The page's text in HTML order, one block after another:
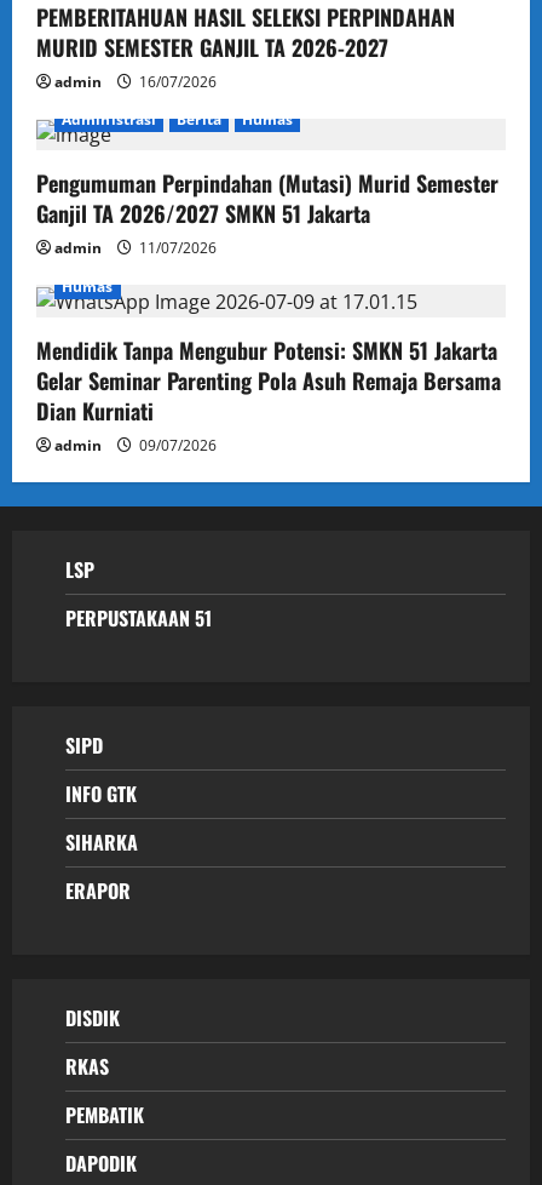
PEMBERITAHUAN HASIL SELEKSI PERPINDAHAN
MURID SEMESTER GANJIL TA 2026-2027
admin
16/07/2026
Administrasi
Berita Humas
Pengumuman Perpindahan (Mutasi) Murid Semester
Ganjil TA 2026/2027 SMKN 51 Jakarta
admin
11/07/2026
Humas
Mendidik Tanpa Mengubur Potensi: SMKN 51 Jakarta
Gelar Seminar Parenting Pola Asuh Remaja Bersama
Dian Kurniati
admin 09/07/2026
LSP
PERPUSTAKAAN 51
SIPD
INFO GTK
SIHARKA
ERAPOR
DISDIK
RKAS
PEMBATIK
DAPODIK